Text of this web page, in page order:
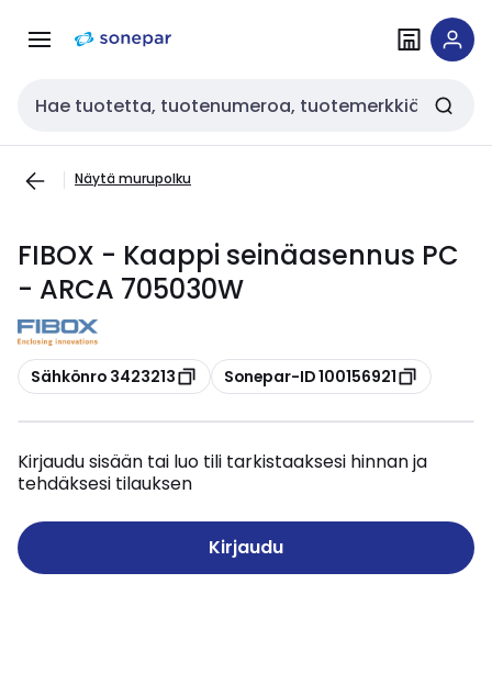
navigointiinsisältöön
Haku
Näytä murupolku
FIBOX - Kaappi seinäasennus PC
- ARCA 705030W
Kopioi
Sähkönro 3423213 Kopioi
Sonepar-ID 100156921
Kirjaudu sisään tai luo tili tarkistaaksesi hinnan ja
tehdäksesi tilauksen
Kirjaudu